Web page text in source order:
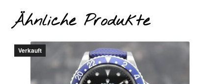
Ähnliche Produkte
Verkauft